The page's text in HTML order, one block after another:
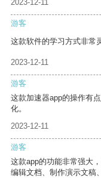
2023-12-11
游客
这款软件的学习方式非常
2023-12-11
游客
这款加速器app的操作有
化。
2023-12-11
游客
这款app的功能非常强大
编辑文档、制作演示文稿